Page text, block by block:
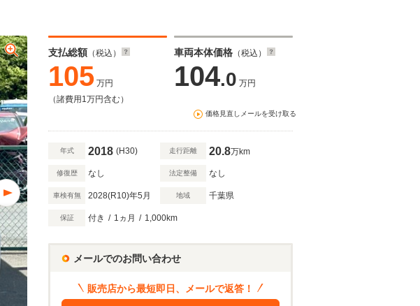
支払総額 （税込）
105 万円
（諸費用1万円含む）
車両本体価格 （税込）
104.0 万円
価格見直しメールを受け取る
年式 2018 (H30) 走行距離 20.8万km
修復歴 なし 法定整備 なし
車検有無 2028(R10)年5月 地域 千葉県
保証 付き / 1ヵ月 / 1,000km
メールでのお問い合わせ
販売店から最短即日、メールで返答！